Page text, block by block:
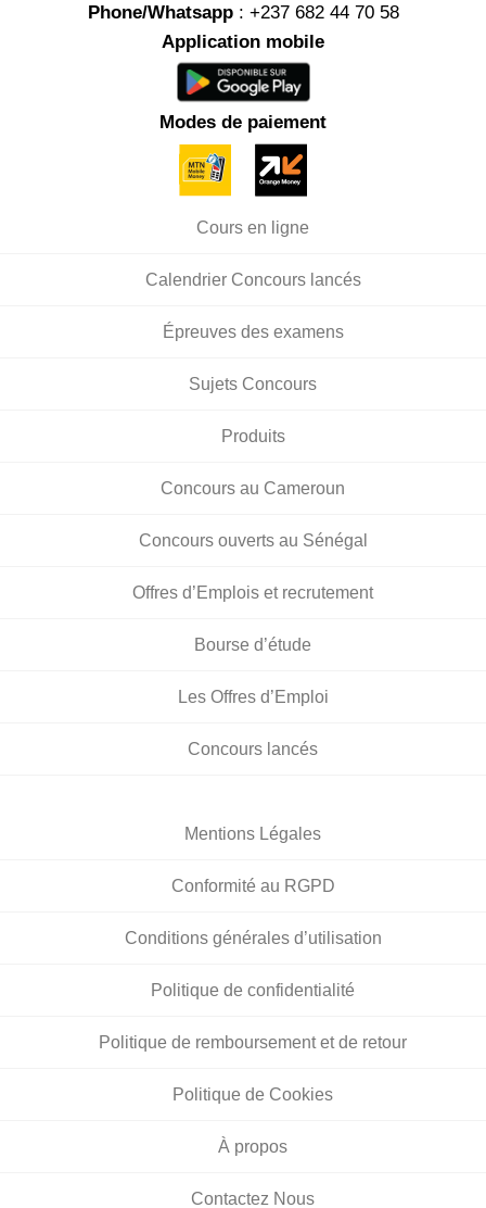
Phone/Whatsapp: +237 682 44 70 58
Application mobile
Modes de paiement
Cours en ligne
Calendrier Concours lancés
Épreuves des examens
Sujets Concours
Produits
Concours au Cameroun
Concours ouverts au Sénégal
Offres d’Emplois et recrutement
Bourse d’étude
Les Offres d’Emploi
Concours lancés
Mentions Légales
Conformité au RGPD
Conditions générales d’utilisation
Politique de confidentialité
Politique de remboursement et de retour
Politique de Cookies
À propos
Contactez Nous